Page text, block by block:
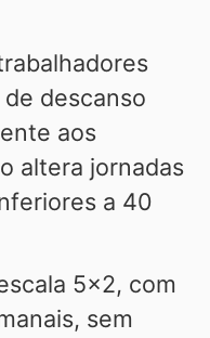
descanso
aos
altera jornadas
a 40
5x2, com
sem